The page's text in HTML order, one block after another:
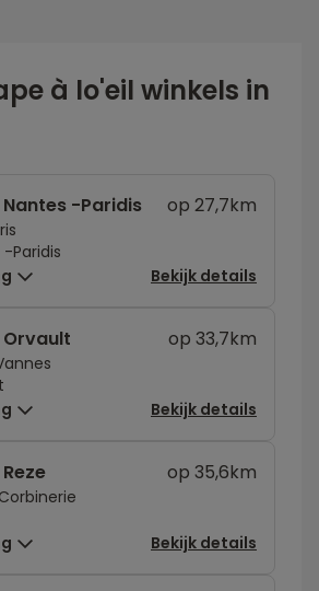
à lo'eil winkels in
-Paridis
Paridis
op 27,7km
Bekijk details
Orvault op 33,7km
Bekijk details
op 35,6km
Bekijk details